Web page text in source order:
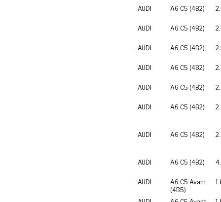
AUDI A6 C5 (4B2)
AUDI A6 C5 (4B2)
AUDI A6 C5 (4B2)
AUDI A6 C5 (4B2)
AUDI A6 C5 (4B2)
AUDI A6 C5 (4B2)
AUDI A6 C5 (4B2)
AUDI A6 C5 (4B2)
AUDI
A6 C5 Avant
(4B5)